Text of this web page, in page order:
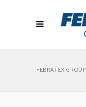
FEBRATEX GROUP